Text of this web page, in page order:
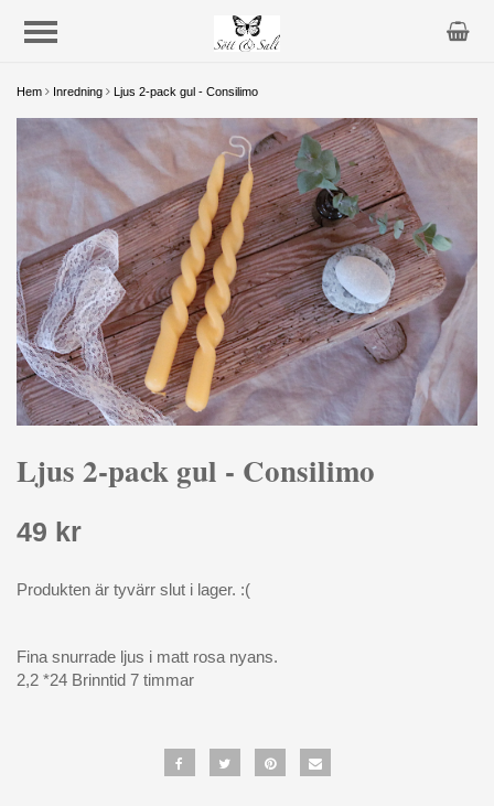
Hem Inredning Ljus 2-pack gul - Consilimo
Ljus 2-pack gul - Consilimo
49 kr
Produkten är tyvärr slut i lager. :(
Fina snurrade ljus i matt rosa nyans.
2,2 *24 Brinntid 7 timmar